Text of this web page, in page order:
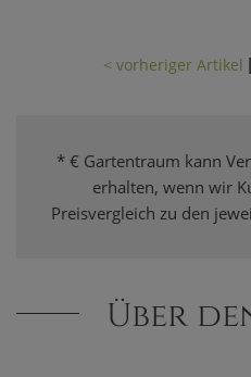
< vorheriger Artikel
* € Gartentraum kann
erhalten, wenn wir
Preisvergleich zu den
Über